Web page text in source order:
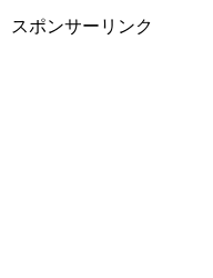
スポンサーリンク